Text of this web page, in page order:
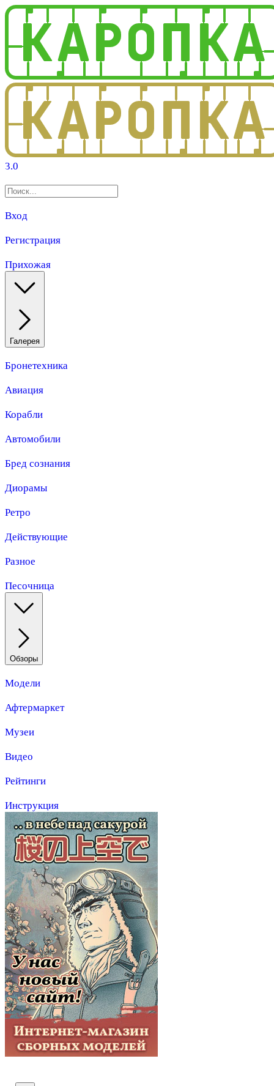
3.0
Вход
Регистрация
Прихожая
Галерея
Бронетехника
Авиация
Корабли
Автомобили
Бред сознания
Диорамы
Ретро
Действующие
Разное
Песочница
Обзоры
Модели
Афтермаркет
Музеи
Видео
Рейтинги
Инструкция